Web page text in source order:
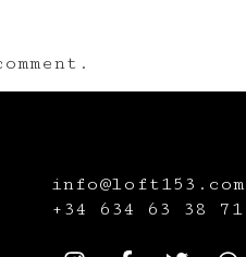
info@loft153.com
+34 634 63 38 71